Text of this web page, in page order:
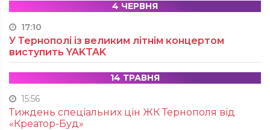
4 ЧЕРВНЯ
17:10
У Тернополі із великим літнім концертом
виступить YAKTAK
14 ТРАВНЯ
15:56
Тиждень спеціальних цін ЖК Тернополя від
«Креатор-Буд»